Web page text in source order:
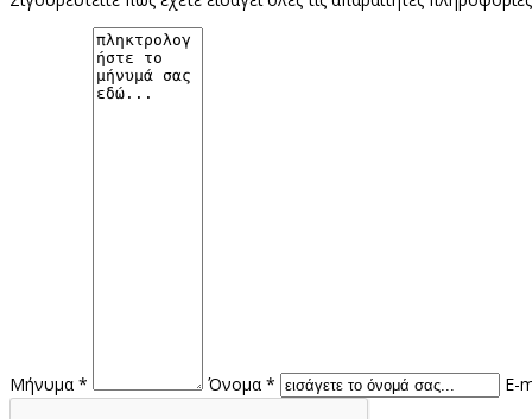
Μήνυμα * Όνομα * E-